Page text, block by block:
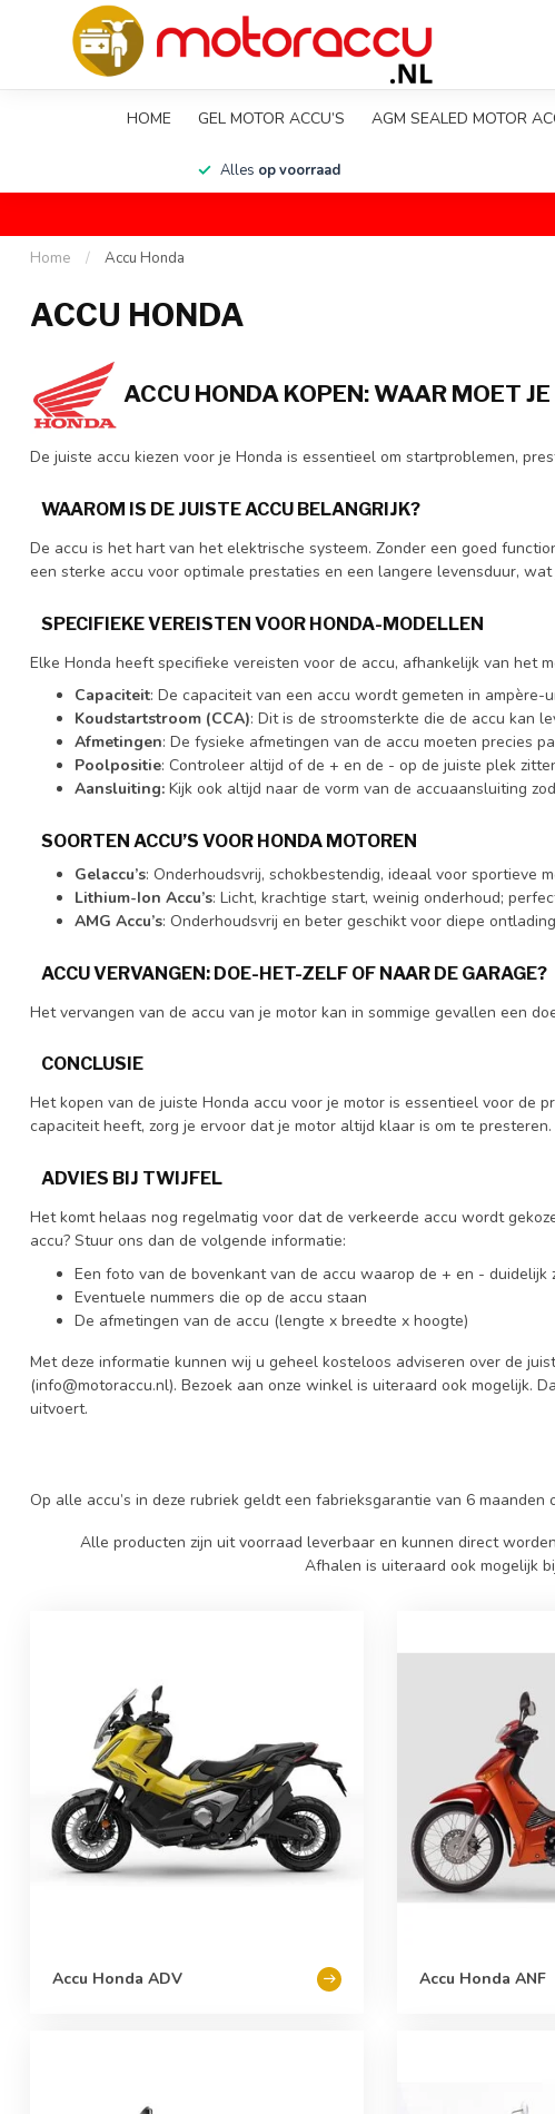
HOME GEL MOTOR ACCU’S AGM SEALED MOTOR
Alles op voorraad
Home / Accu Honda
ACCU HONDA
ACCU HONDA KOPEN: WAAR MOET
De juiste accu kiezen voor je Honda is essentieel om startproblemen,
WAAROM IS DE JUISTE ACCU BELANGRIJK?
De accu is het hart van het elektrische systeem. Zonder een goed
een sterke accu voor optimale prestaties en een langere levensduur,
SPECIFIEKE VEREISTEN VOOR HONDA-MODELLEN
Elke Honda heeft specifieke vereisten voor de accu, afhankelijk van het
Capaciteit: De capaciteit van een accu wordt gemeten in
Koudstartstroom (CCA): Dit is de stroomsterkte die de accu kan
Afmetingen: De fysieke afmetingen van de accu moeten precies
Poolpositie: Controleer altijd of de + en de - op de juiste plek
Aansluiting: Kijk ook altijd naar de vorm van de accuaansluiting
SOORTEN ACCU’S VOOR HONDA MOTOREN
Gelaccu’s: Onderhoudsvrij, schokbestendig, ideaal voor sportieve
Lithium-Ion Accu’s: Licht, krachtige start, weinig onderhoud;
AMG Accu’s: Onderhoudsvrij en beter geschikt voor diepe
ACCU VERVANGEN: DOE-HET-ZELF OF NAAR DE GARAGE?
Het vervangen van de accu van je motor kan in sommige gevallen een
CONCLUSIE
Het kopen van de juiste Honda accu voor je motor is essentieel voor de
capaciteit heeft, zorg je ervoor dat je motor altijd klaar is om te
ADVIES BIJ TWIJFEL
Het komt helaas nog regelmatig voor dat de verkeerde accu wordt
accu? Stuur ons dan de volgende informatie:
Een foto van de bovenkant van de accu waarop de + en - duidelijk
Eventuele nummers die op de accu staan
De afmetingen van de accu (lengte x breedte x hoogte)
Met deze informatie kunnen wij u geheel kosteloos adviseren over de
(info@motoraccu.nl). Bezoek aan onze winkel is uiteraard ook mogelijk.
uitvoert.
Op alle accu’s in deze rubriek geldt een fabrieksgarantie van 6
Alle producten zijn uit voorraad leverbaar en kunnen direct
Afhalen is uiteraard ook mogelijk
Accu Honda ADV Accu Honda ANF